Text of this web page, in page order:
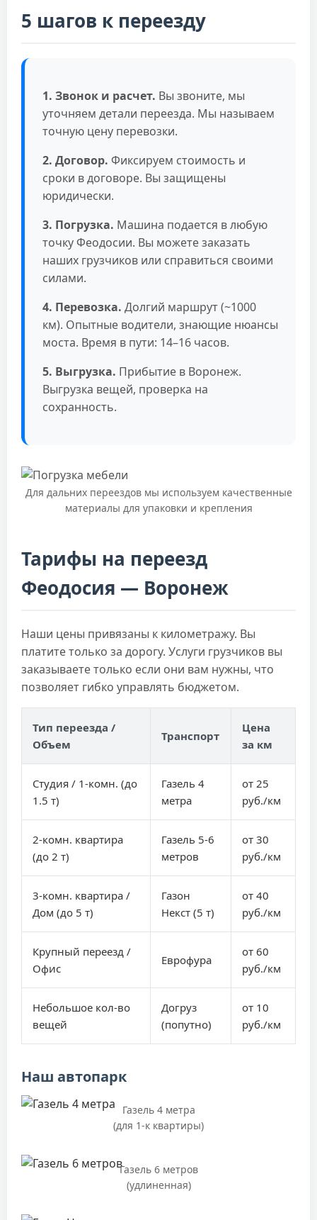
5 шагов к переезду
1. Звонок и расчет. Вы звоните, мы
уточняем детали переезда. Мы называем
точную цену перевозки.
2. Договор. Фиксируем стоимость и
сроки в договоре. Вы защищены
юридически.
3. Погрузка. Машина подается в любую
точку Феодосии. Вы можете заказать
наших грузчиков или справиться своими
силами.
4. Перевозка. Долгий маршрут (~1000
км). Опытные водители, знающие нюансы
моста. Время в пути: 14–16 часов.
5. Выгрузка. Прибытие в Воронеж.
Выгрузка вещей, проверка на
сохранность.
Для дальних переездов мы используем качественные
материалы для упаковки и крепления
Тарифы на переезд
Феодосия — Воронеж
Наши цены привязаны к километражу. Вы
платите только за дорогу. Услуги грузчиков вы
заказываете только если они вам нужны, что
позволяет гибко управлять бюджетом.
Тип переезда /
Объем
Транспорт
Цена
за км
Студия / 1-комн. (до
1.5 т)
Газель 4
метра
от 25
руб./км
2-комн. квартира
(до 2 т)
Газель 5-6
метров
от 30
руб./км
3-комн. квартира /
Дом (до 5 т)
Газон
Некст (5 т)
от 40
руб./км
Крупный переезд /
Офис
Еврофура
от 60
руб./км
Небольшое кол-во
вещей
Догруз
(попутно)
от 10
руб./км
Наш автопарк
Газель 4 метра
(для 1-к квартиры)
Газель 6 метров
(удлиненная)